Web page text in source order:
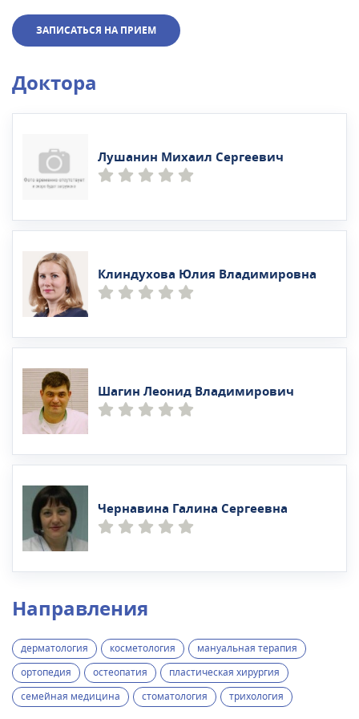
ЗАПИСАТЬСЯ НА ПРИЕМ
Доктора
Лушанин Михаил Сергеевич
Клиндухова Юлия Владимировна
Шагин Леонид Владимирович
Чернавина Галина Сергеевна
Направления
дерматология косметология
мануальная терапия
ортопедия
остеопатия
пластическая хирургия
семейная медицина
стоматология трихология